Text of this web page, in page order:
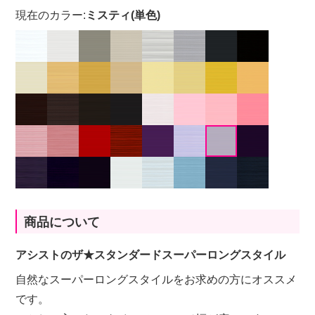
現在のカラー: ミスティ(単色)
商品について
アシストのザ★スタンダードスーパーロングスタイル
自然なスーパーロングスタイルをお求めの方にオススメ
です。